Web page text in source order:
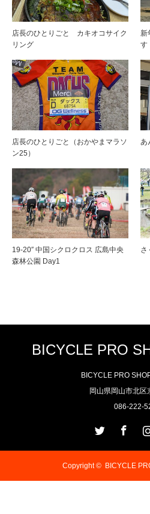
店長のひとりごと カキオコサイク
リング
新
す
店長のひとりごと（おかやまマラソ
ン25）
あ
19-20″ 中国シクロクロス 広島中央
森林公園 Day1
さ
BICYCLE PRO
BICYCLE PRO
岡山県岡山市北区
086-222-
Copyright © BICYCLE